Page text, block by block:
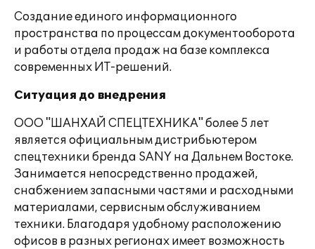
Создание единого информационного
пространства по процессам документооборота
и работы отдела продаж на базе комплекса
современных ИТ-решений.
Ситуация до внедрения
ООО "ШАНХАЙ СПЕЦТЕХНИКА" более 5 лет
является официальным дистрибьютером
спецтехники бренда SANY на Дальнем Востоке.
Занимается непосредственно продажей,
снабжением запасными частями и расходными
материалами, сервисным обслуживанием
техники. Благодаря удобному расположению
офисов в разных регионах имеет возможность